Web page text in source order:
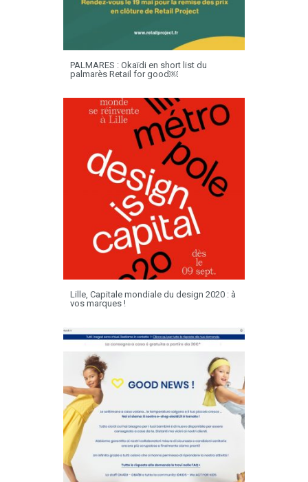
PALMARES : Okaïdi en short list du
palmarès Retail for good￼
Lille, Capitale mondiale du design 2020 : à
vos marques !